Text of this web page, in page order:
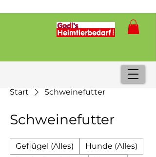
Start Schweinefutter
Schweinefutter
Geflügel (Alles)
Hunde (Alles)